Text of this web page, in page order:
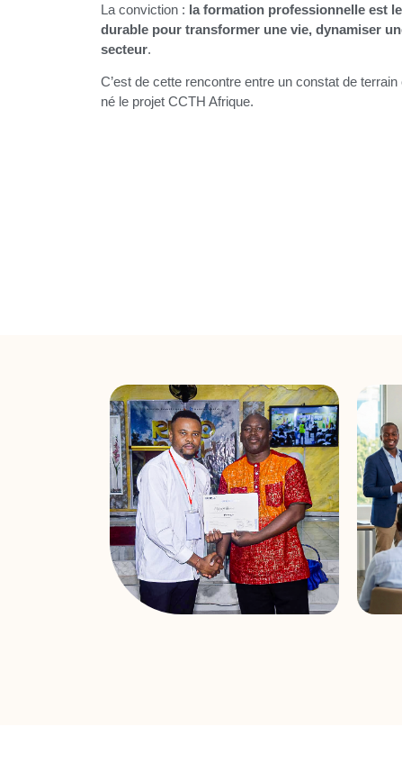
La conviction : la formation professionnelle est
durable pour transformer une vie, dynamiser
secteur.
C’est de cette rencontre entre un constat de
né le projet CCTH Afrique.